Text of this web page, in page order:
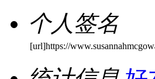
个人签名
[url]https://